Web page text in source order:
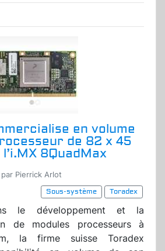
en volume
de 82 x 45
8QuadMax
Pierrick Arlot
Sous-système
Toradex
le développement et la
de modules processeurs à
la firme suisse Toradex